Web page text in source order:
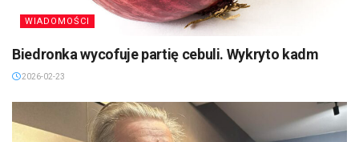
WIADOMOŚCI
Biedronka wycofuje partię cebuli. Wykryto kadm
2026-02-23